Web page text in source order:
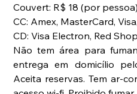
Couvert: R$ 18 (por
CC: Amex, MasterCard,
CD: Visa Electron, Red
Não tem área para
entrega em domicílio
Aceita reservas. Tem ar-